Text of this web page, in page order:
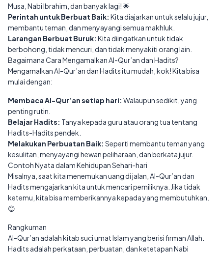
Musa, Nabi Ibrahim, dan banyak lagi! 🌟
Perintah untuk Berbuat Baik: Kita diajarkan untuk selalu jujur,
membantu teman, dan menyayangi semua makhluk.
Larangan Berbuat Buruk: Kita diingatkan untuk tidak
berbohong, tidak mencuri, dan tidak menyakiti orang lain.
Bagaimana Cara Mengamalkan Al-Qur’an dan Hadits?
Mengamalkan Al-Qur’an dan Hadits itu mudah, kok! Kita bisa
mulai dengan:
Membaca Al-Qur’an setiap hari: Walaupun sedikit, yang
penting rutin.
Belajar Hadits: Tanya kepada guru atau orang tua tentang
Hadits-Hadits pendek.
Melakukan Perbuatan Baik: Seperti membantu teman yang
kesulitan, menyayangi hewan peliharaan, dan berkata jujur.
Contoh Nyata dalam Kehidupan Sehari-hari
Misalnya, saat kita menemukan uang di jalan, Al-Qur’an dan
Hadits mengajarkan kita untuk mencari pemiliknya. Jika tidak
ketemu, kita bisa memberikannya kepada yang membutuhkan.
😊
Rangkuman
Al-Qur’an adalah kitab suci umat Islam yang berisi firman Allah.
Hadits adalah perkataan, perbuatan, dan ketetapan Nabi